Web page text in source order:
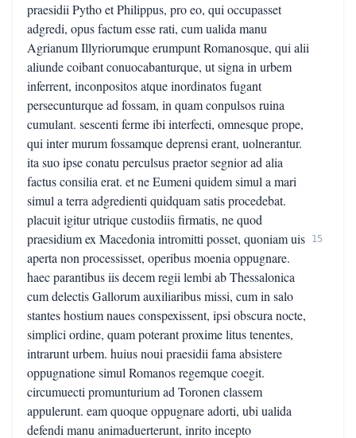
praesidii Pytho et Philippus, pro eo, qui occupasset
adgredi, opus factum esse rati, cum ualida manu
Agrianum Illyriorumque erumpunt Romanosque, qui alii
aliunde coibant conuocabanturque, ut signa in urbem
inferrent, inconpositos atque inordinatos fugant
persecunturque ad fossam, in quam conpulsos ruina
cumulant. sescenti ferme ibi interfecti, omnesque prope,
qui inter murum fossamque deprensi erant, uolnerantur.
ita suo ipse conatu perculsus praetor segnior ad alia
factus consilia erat. et ne Eumeni quidem simul a mari
simul a terra adgredienti quidquam satis procedebat.
placuit igitur utrique custodiis firmatis, ne quod
praesidium ex Macedonia intromitti posset, quoniam uis
aperta non processisset, operibus moenia oppugnare.
haec parantibus iis decem regii lembi ab Thessalonica
cum delectis Gallorum auxiliaribus missi, cum in salo
stantes hostium naues conspexissent, ipsi obscura nocte,
simplici ordine, quam poterant proxime litus tenentes,
intrarunt urbem. huius noui praesidii fama absistere
oppugnatione simul Romanos regemque coegit.
circumuecti promunturium ad Toronen classem
appulerunt. eam quoque oppugnare adorti, ubi ualida
defendi manu animaduerterunt, inrito incepto
15